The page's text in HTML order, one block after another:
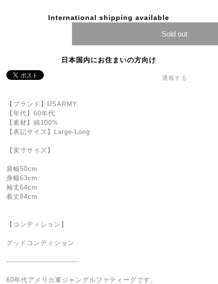
International shipping available
Sold out
日本国内にお住まいの方向け
通報する
【ブランド】USARMY
【年代】60年代
【素材】綿100%
【表記サイズ】Large-Long
【実寸サイズ】
肩幅50cm
身幅63cm
袖丈64cm
着丈84cm
【コンディション】
グッドコンディション
------------------------------
60年代アメリカ軍ジャングルファティーグです。